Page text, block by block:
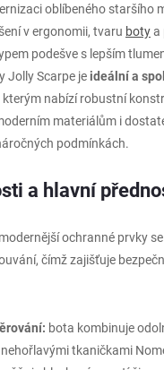
oblíbeného staršího
v ergonomii, tvaru botya
podešve s lepším
Jolly Scarpe je ideální a
kterým nabízí robustní
materiálům i
podmínkách.
a hlavní
ochranné prvky
čímž zajišťuje
bota kombinuje
tkaničkami